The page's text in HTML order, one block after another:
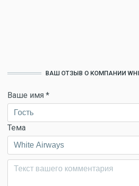
ВАШ ОТЗЫВ О КОМПАНИИ
Ваше имя *
Тема
Комментарий*